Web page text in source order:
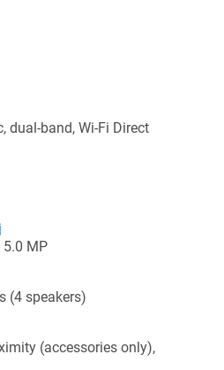
band, Wi-Fi Direct
5.0 MP
(4 speakers)
(accessories only),